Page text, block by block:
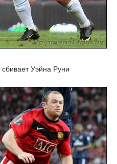
сбивает Уэйна Руни